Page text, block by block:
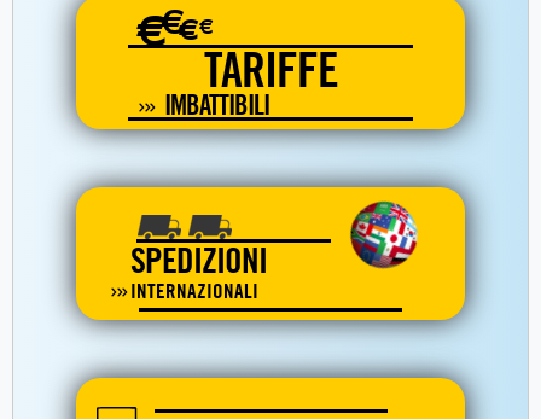
€€€€
TARIFFE
IMBATTIBILI
SPEDIZIONI
INTERNAZIONALI